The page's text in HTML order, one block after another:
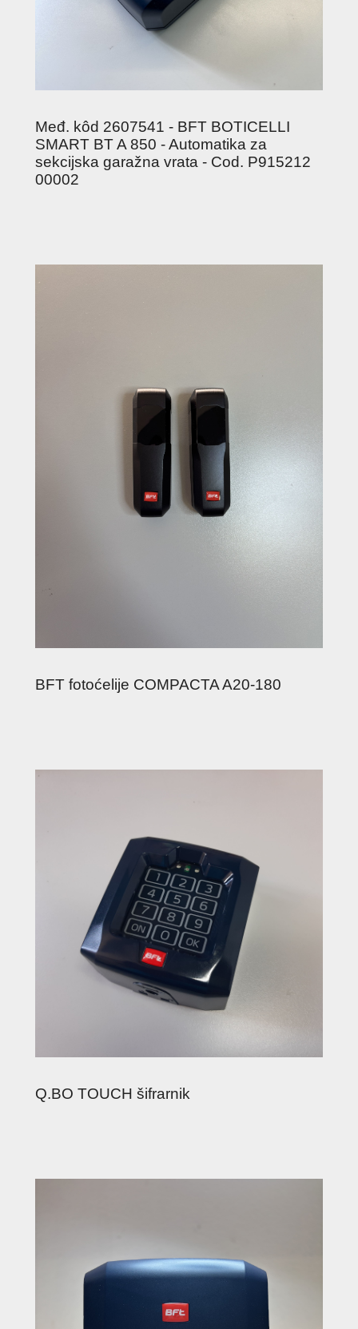
Međ. kôd 2607541 - BFT BOTICELLI
SMART BT A 850 - Automatika za
sekcijska garažna vrata - Cod. P915212
00002
BFT fotoćelije COMPACTA A20-180
Q.BO TOUCH šifrarnik